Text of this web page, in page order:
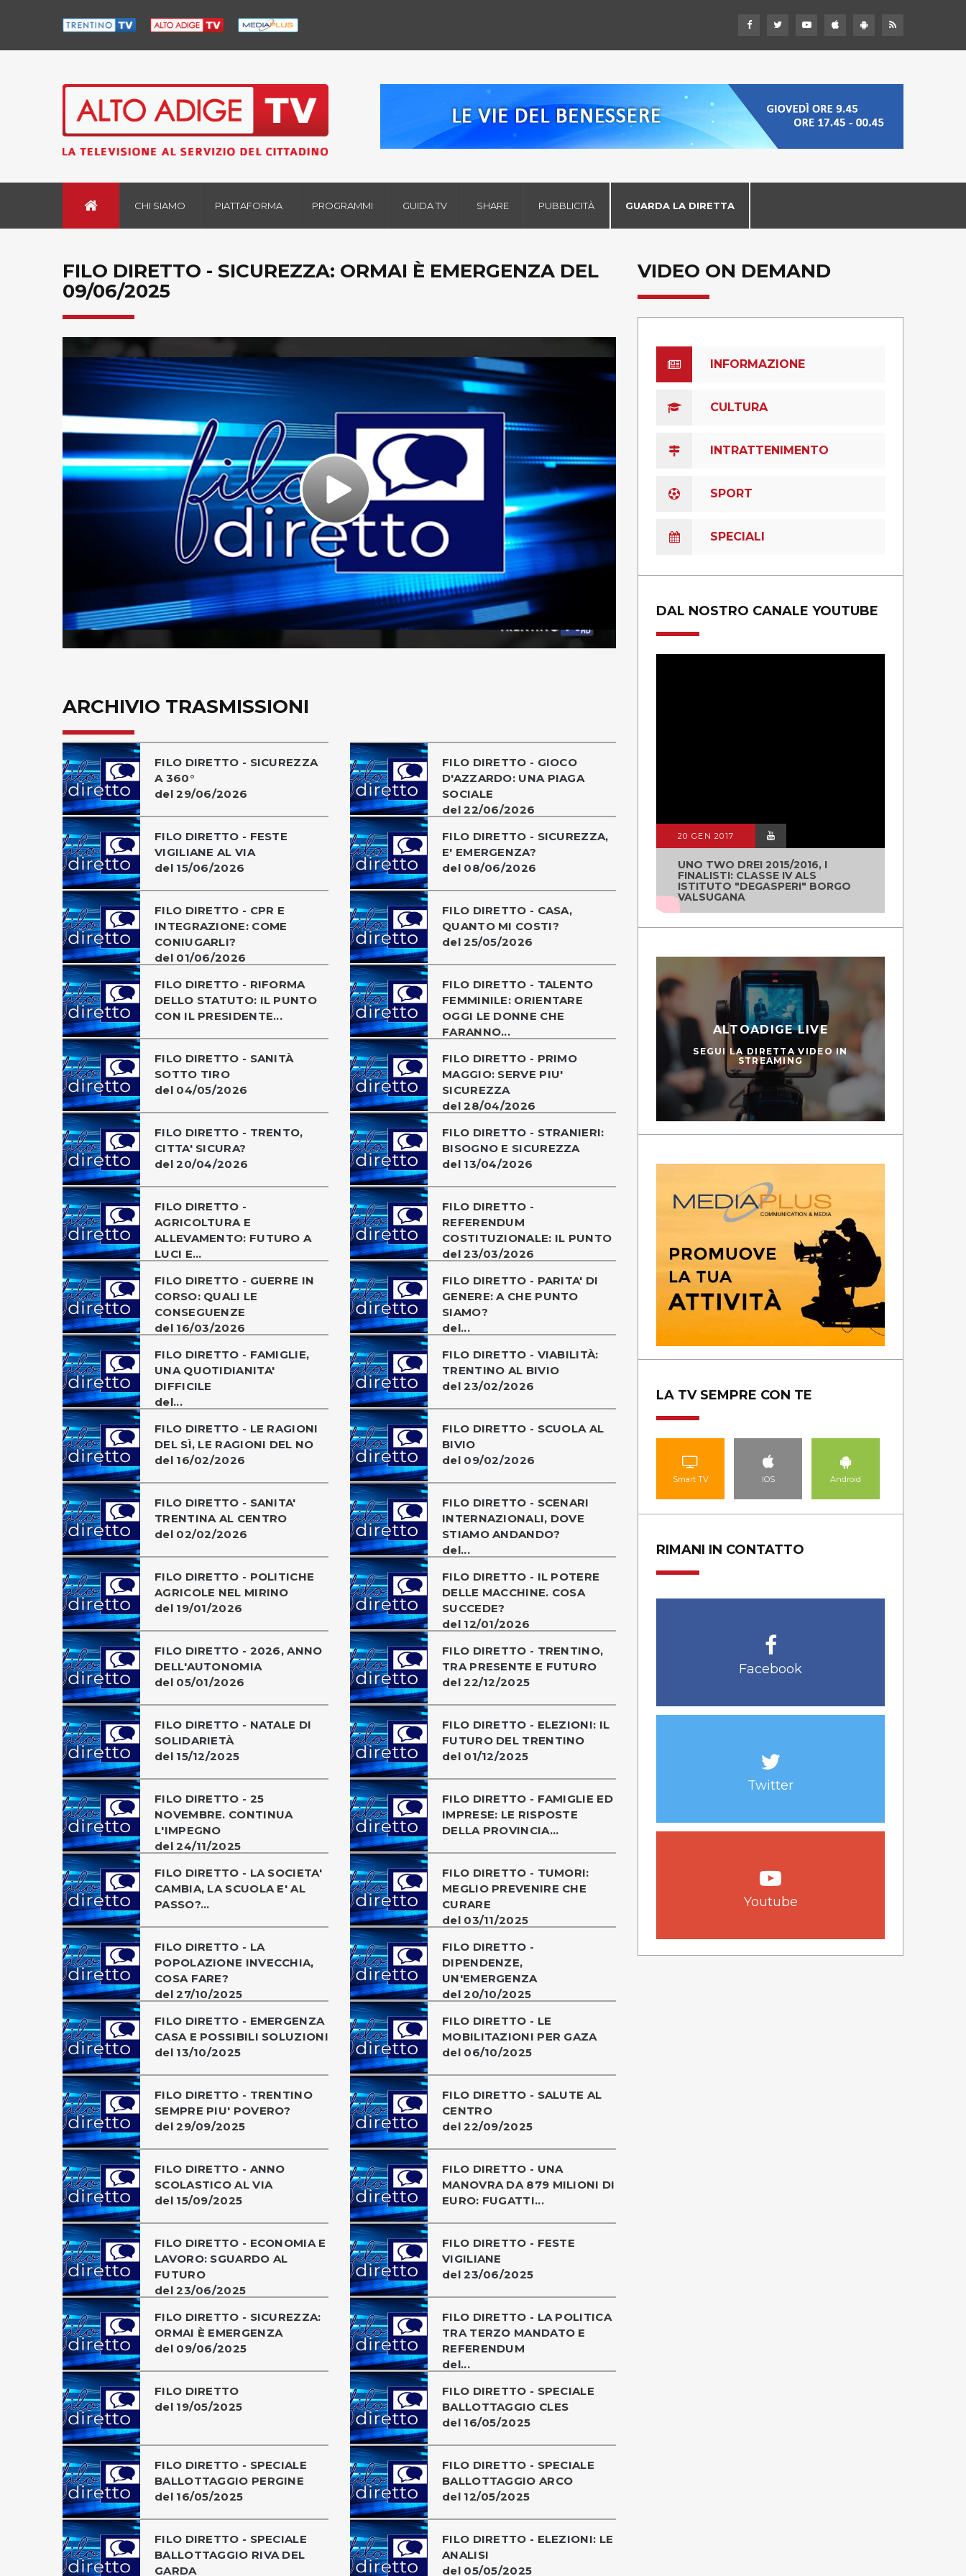
CHI SIAMO PIATTAFORMA PROGRAMMI GUIDA TV SHARE PUBBLICITÀ GUARDA LA DIRETTA
FILO DIRETTO - SICUREZZA: ORMAI È EMERGENZA DEL
09/06/2025
Play
ARCHIVIO TRASMISSIONI
FILO DIRETTO - SICUREZZA
A 360°
del 29/06/2026
FILO DIRETTO - GIOCO
D'AZZARDO: UNA PIAGA
SOCIALE
del 22/06/2026
FILO DIRETTO - FESTE
VIGILIANE AL VIA
del 15/06/2026
FILO DIRETTO - SICUREZZA,
E' EMERGENZA?
del 08/06/2026
FILO DIRETTO - CPR E
INTEGRAZIONE: COME
CONIUGARLI?
del 01/06/2026
FILO DIRETTO - CASA,
QUANTO MI COSTI?
del 25/05/2026
FILO DIRETTO - RIFORMA
DELLO STATUTO: IL PUNTO
CON IL PRESIDENTE...
FILO DIRETTO - TALENTO
FEMMINILE: ORIENTARE
OGGI LE DONNE CHE
FARANNO...
FILO DIRETTO - SANITÀ
SOTTO TIRO
del 04/05/2026
FILO DIRETTO - PRIMO
MAGGIO: SERVE PIU'
SICUREZZA
del 28/04/2026
FILO DIRETTO - TRENTO,
CITTA' SICURA?
del 20/04/2026
FILO DIRETTO - STRANIERI:
BISOGNO E SICUREZZA
del 13/04/2026
FILO DIRETTO -
AGRICOLTURA E
ALLEVAMENTO: FUTURO A
LUCI E...
FILO DIRETTO -
REFERENDUM
COSTITUZIONALE: IL PUNTO
del 23/03/2026
FILO DIRETTO - GUERRE IN
CORSO: QUALI LE
CONSEGUENZE
del 16/03/2026
FILO DIRETTO - PARITA' DI
GENERE: A CHE PUNTO
SIAMO?
del...
FILO DIRETTO - FAMIGLIE,
UNA QUOTIDIANITA'
DIFFICILE
del...
FILO DIRETTO - VIABILITÀ:
TRENTINO AL BIVIO
del 23/02/2026
FILO DIRETTO - LE RAGIONI
DEL SÌ, LE RAGIONI DEL NO
del 16/02/2026
FILO DIRETTO - SCUOLA AL
BIVIO
del 09/02/2026
FILO DIRETTO - SANITA'
TRENTINA AL CENTRO
del 02/02/2026
FILO DIRETTO - SCENARI
INTERNAZIONALI, DOVE
STIAMO ANDANDO?
del...
FILO DIRETTO - POLITICHE
AGRICOLE NEL MIRINO
del 19/01/2026
FILO DIRETTO - IL POTERE
DELLE MACCHINE. COSA
SUCCEDE?
del 12/01/2026
FILO DIRETTO - 2026, ANNO
DELL'AUTONOMIA
del 05/01/2026
FILO DIRETTO - TRENTINO,
TRA PRESENTE E FUTURO
del 22/12/2025
FILO DIRETTO - NATALE DI
SOLIDARIETÀ
del 15/12/2025
FILO DIRETTO - ELEZIONI: IL
FUTURO DEL TRENTINO
del 01/12/2025
FILO DIRETTO - 25
NOVEMBRE. CONTINUA
L'IMPEGNO
del 24/11/2025
FILO DIRETTO - FAMIGLIE ED
IMPRESE: LE RISPOSTE
DELLA PROVINCIA...
FILO DIRETTO - LA SOCIETA'
CAMBIA, LA SCUOLA E' AL
PASSO?...
FILO DIRETTO - TUMORI:
MEGLIO PREVENIRE CHE
CURARE
del 03/11/2025
FILO DIRETTO - LA
POPOLAZIONE INVECCHIA,
COSA FARE?
del 27/10/2025
FILO DIRETTO -
DIPENDENZE,
UN'EMERGENZA
del 20/10/2025
FILO DIRETTO - EMERGENZA
CASA E POSSIBILI SOLUZIONI
del 13/10/2025
FILO DIRETTO - LE
MOBILITAZIONI PER GAZA
del 06/10/2025
FILO DIRETTO - TRENTINO
SEMPRE PIU' POVERO?
del 29/09/2025
FILO DIRETTO - SALUTE AL
CENTRO
del 22/09/2025
FILO DIRETTO - ANNO
SCOLASTICO AL VIA
del 15/09/2025
FILO DIRETTO - UNA
MANOVRA DA 879 MILIONI DI
EURO: FUGATTI...
FILO DIRETTO - ECONOMIA E
LAVORO: SGUARDO AL
FUTURO
del 23/06/2025
FILO DIRETTO - FESTE
VIGILIANE
del 23/06/2025
FILO DIRETTO - SICUREZZA:
ORMAI È EMERGENZA
del 09/06/2025
FILO DIRETTO - LA POLITICA
TRA TERZO MANDATO E
REFERENDUM
del...
FILO DIRETTO
del 19/05/2025
FILO DIRETTO - SPECIALE
BALLOTTAGGIO CLES
del 16/05/2025
FILO DIRETTO - SPECIALE
BALLOTTAGGIO PERGINE
del 16/05/2025
FILO DIRETTO - SPECIALE
BALLOTTAGGIO ARCO
del 12/05/2025
FILO DIRETTO - SPECIALE
BALLOTTAGGIO RIVA DEL
GARDA
FILO DIRETTO - ELEZIONI: LE
ANALISI
del 05/05/2025
VIDEO ON DEMAND
INFORMAZIONE
CULTURA
INTRATTENIMENTO
SPORT
SPECIALI
DAL NOSTRO CANALE YOUTUBE
20 GEN 2017
UNO TWO DREI 2015/2016, I
FINALISTI: CLASSE IV ALS
ISTITUTO "DEGASPERI" BORGO
VALSUGANA
ALTOADIGE LIVE
SEGUI LA DIRETTA VIDEO IN
STREAMING
LA TV SEMPRE CON TE
Smart TV IOS Android
RIMANI IN CONTATTO
Facebook
Twitter
Youtube